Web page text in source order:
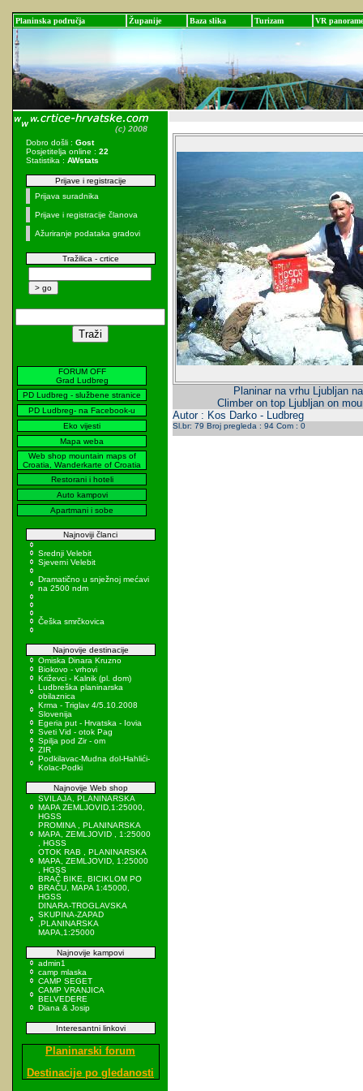
Planinska područja Županije Baza slika Turizam VR panorame
Dobro došli : Gost
Posjetitelja online : 22
Statistika : AWstats
Prijave i registracije
Prijava suradnika
Prijave i registracije članova
Ažuriranje podataka gradovi
Tražilica - crtice
FORUM OFF
Grad Ludbreg
PD Ludbreg - službene stranice
PD Ludbreg- na Facebook-u
Eko vijesti
Mapa weba
Web shop mountain maps of
Croatia, Wanderkarte of Croatia
Restorani i hoteli
Auto kampovi
Apartmani i sobe
Najnoviji članci
Srednji Velebit
Sjeverni Velebit
Dramatično u snježnoj mećavi
na 2500 ndm
Češka smrčkovica
Najnovije destinacije
Omiska Dinara Kruzno
Biokovo - vrhovi
Križevci - Kalnik (pl. dom)
Ludbreška planinarska
obilaznica
Krma - Triglav 4/5.10.2008
Slovenija
Egeria put - Hrvatska - Iovia
Sveti Vid - otok Pag
Spilja pod Zir - om
ZIR
Podkilavac-Mudna dol-Hahlići-
Kolac-Podki
Najnovije Web shop
SVILAJA, PLANINARSKA
MAPA ZEMLJOVID,1:25000,
HGSS
PROMINA , PLANINARSKA
MAPA, ZEMLJOVID , 1:25000
, HGSS
OTOK RAB , PLANINARSKA
MAPA, ZEMLJOVID, 1:25000
, HGSS
BRAČ BIKE, BICIKLOM PO
BRAČU, MAPA 1:45000,
HGSS
DINARA-TROGLAVSKA
SKUPINA-ZAPAD
,PLANINARSKA
MAPA,1:25000
Najnovije kampovi
admin1
camp mlaska
CAMP SEGET
CAMP VRANJICA
BELVEDERE
Diana & Josip
Interesantni linkovi
Planinarski forum
Destinacije po gledanosti
Planinar na vrhu Ljubljan
Climber on top Ljubljan on
Autor : Kos Darko - Ludbreg
Sl.br: 79 Broj pregleda : 94 Com : 0